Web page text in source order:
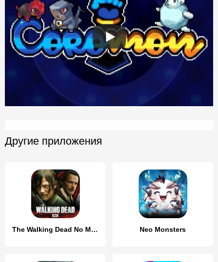
Другие приложения
The Walking Dead No Man's Land Neo Monsters